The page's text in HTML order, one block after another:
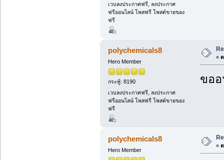
เวบลงประกาศฟรี, ลงประกาศ
ฟรีออนไลน์ โพสฟรี โพสต์ขายของ
ฟรี
polychemicals8
Hero Member
กระทู้: 8190
เวบลงประกาศฟรี, ลงประกาศ
ฟรีออนไลน์ โพสฟรี โพสต์ขายของ
ฟรี
«
ขอ
polychemicals8
Hero Member
«